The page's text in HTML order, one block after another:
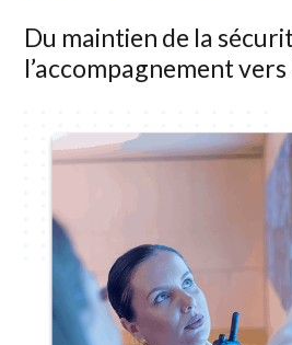
Du maintien de la
l’accompagnement